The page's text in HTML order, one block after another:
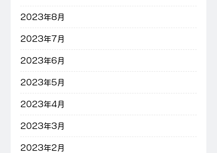
2023年8月
2023年7月
2023年6月
2023年5月
2023年4月
2023年3月
2023年2月